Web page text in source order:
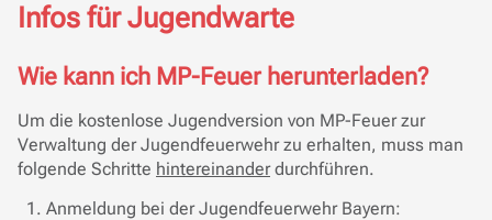
Infos für Jugendwarte
Wie kann ich MP-Feuer herunterladen?
Um die kostenlose Jugendversion von MP-Feuer zur
Verwaltung der Jugendfeuerwehr zu erhalten, muss man
folgende Schritte hintereinanderdurchführen.
Anmeldung bei der Jugendfeuerwehr Bayern: